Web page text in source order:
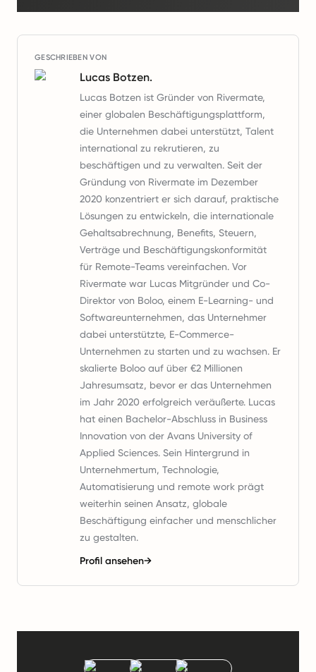
GESCHRIEBEN VON
Lucas Botzen.
Lucas Botzen ist Gründer von Rivermate,
einer globalen Beschäftigungsplattform,
die Unternehmen dabei unterstützt, Talent
international zu rekrutieren, zu
beschäftigen und zu verwalten. Seit der
Gründung von Rivermate im Dezember
2020 konzentriert er sich darauf, praktische
Lösungen zu entwickeln, die internationale
Gehaltsabrechnung, Benefits, Steuern,
Verträge und Beschäftigungskonformität
für Remote-Teams vereinfachen. Vor
Rivermate war Lucas Mitgründer und Co-
Direktor von Boloo, einem E-Learning- und
Softwareunternehmen, das Unternehmer
dabei unterstützte, E-Commerce-
Unternehmen zu starten und zu wachsen. Er
skalierte Boloo auf über €2 Millionen
Jahresumsatz, bevor er das Unternehmen
im Jahr 2020 erfolgreich veräußerte. Lucas
hat einen Bachelor-Abschluss in Business
Innovation von der Avans University of
Applied Sciences. Sein Hintergrund in
Unternehmertum, Technologie,
Automatisierung und remote work prägt
weiterhin seinen Ansatz, globale
Beschäftigung einfacher und menschlicher
zu gestalten.
Profil ansehen→